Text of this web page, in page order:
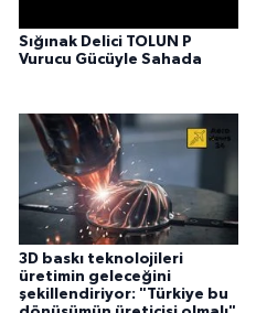
Sığınak Delici TOLUN P
Vurucu Gücüyle Sahada
3D baskı teknolojileri
üretimin geleceğini
şekillendiriyor: "Türkiye bu